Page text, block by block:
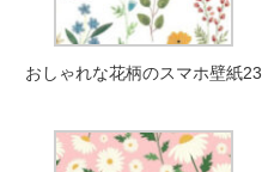
おしゃれな花柄のスマホ壁紙23